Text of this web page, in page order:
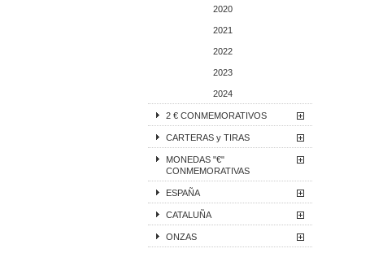
2020
2021
2022
2023
2024
2 € CONMEMORATIVOS
CARTERAS y TIRAS
MONEDAS "€"
CONMEMORATIVAS
ESPAÑA
CATALUÑA
ONZAS